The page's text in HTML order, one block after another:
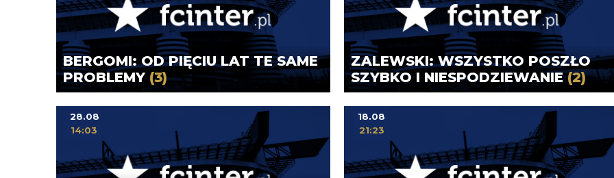
BERGOMI: OD PIĘCIU LAT TE SAME
PROBLEMY (3)
ZALEWSKI: WSZYSTKO POSZŁO
SZYBKO I NIESPODZIEWANIE(2)
28.08
14:03
18.08
21:23